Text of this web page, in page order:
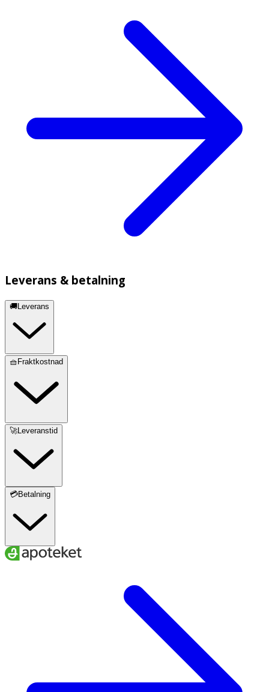
Leverans & betalning
🚚Leverans
🧺Fraktkostnad
🚀Leveranstid
💳Betalning